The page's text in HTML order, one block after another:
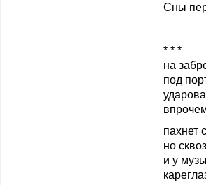
Сны
* * *
на
под
пахнет
но
и у